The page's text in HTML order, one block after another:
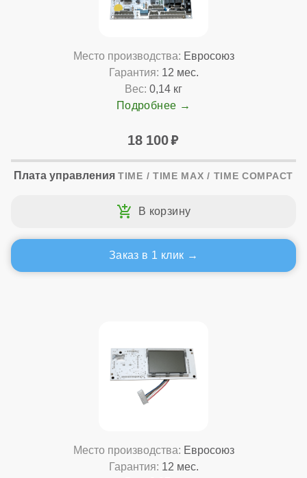
Место производства: Евросоюз
Гарантия: 12 мес.
Вес: 0,14 кг
Подробнее
18 100
Плата управления TIME / TIME MAX / TIME COMPACT
Заказ в 1 клик
Место производства: Евросоюз
Гарантия: 12 мес.